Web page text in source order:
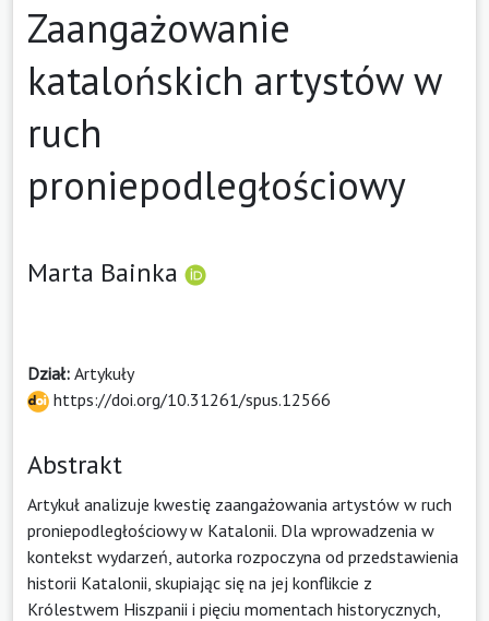
Zaangażowanie
katalońskich artystów w
ruch
proniepodległościowy
Marta Bainka
Dział: Artykuły
https://doi.org/10.31261/spus.12566
Abstrakt
Artykuł analizuje kwestię zaangażowania artystów w ruch
proniepodległościowy w Katalonii. Dla wprowadzenia w
kontekst wydarzeń, autorka rozpoczyna od przedstawienia
historii Katalonii, skupiając się na jej konflikcie z
Królestwem Hiszpanii i pięciu momentach historycznych,